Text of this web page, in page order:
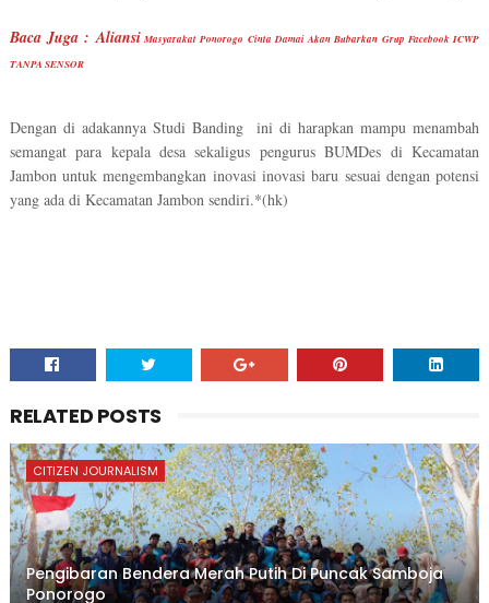
Baca Juga : Aliansi Masyarakat Ponorogo Cinta Damai Akan Bubarkan Grup Facebook ICWP
TANPA SENSOR
Dengan di adakannya Studi Banding  ini di harapkan mampu menambah
semangat para kepala desa sekaligus pengurus BUMDes di Kecamatan
Jambon untuk mengembangkan inovasi inovasi baru sesuai dengan potensi
yang ada di Kecamatan Jambon sendiri.*(hk)
RELATED POSTS
CITIZEN JOURNALISM
Pengibaran Bendera Merah Putih Di Puncak Samboja
Ponorogo